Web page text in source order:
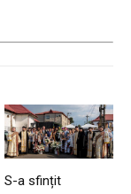
S-a sfințit